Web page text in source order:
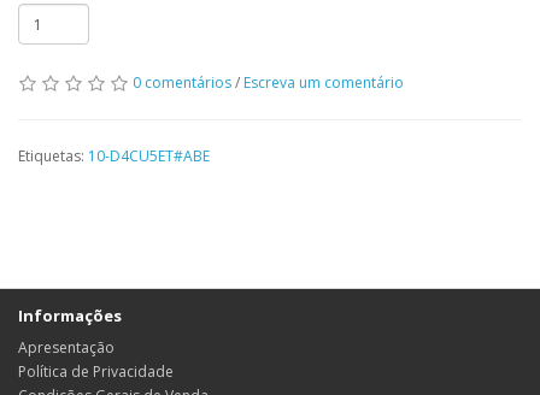
0 comentários/ Escreva um comentário
Etiquetas: 10-D4CU5ET#ABE
Informações
Apresentação
Política de Privacidade